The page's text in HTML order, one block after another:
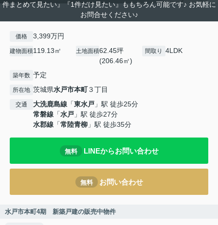
件まとめて見たい』『1件だけ見たい』ももちろん可能です♪ お気軽に
お問合せください♪
価格 3,399万円
建物面積119.13㎡ 土地面積62.45坪
(206.46㎡)
間取り 4LDK
築年数 予定
所在地 茨城県水戸市本町３丁目
交通 大洗鹿島線 「東水戸 」駅 徒歩25分
常磐線 「水戸 」駅 徒歩27分
水郡線 「常陸青柳 」駅 徒歩35分
無料 LINEからお問い合わせ
無料 お問い合わせ
水戸市本町4期 新築戸建の販売中物件